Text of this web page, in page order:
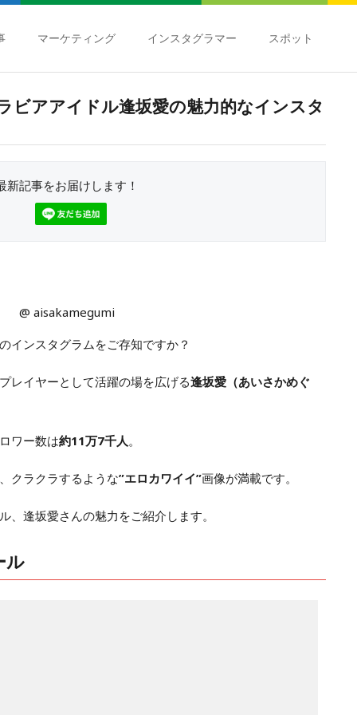
マーケティング インスタグラマー スポット
ビアアイドル逢坂愛の魅力的なインスタ
新記事をお届けします！
@ aisakamegumi
インスタグラムをご存知ですか？
レイヤーとして活躍の場を広げる逢坂愛（あいさかめぐ
ワー数は約11万7千人 。
クラクラするような”エロカワイイ”画像が満載です。
逢坂愛さんの魅力をご紹介します。
ル